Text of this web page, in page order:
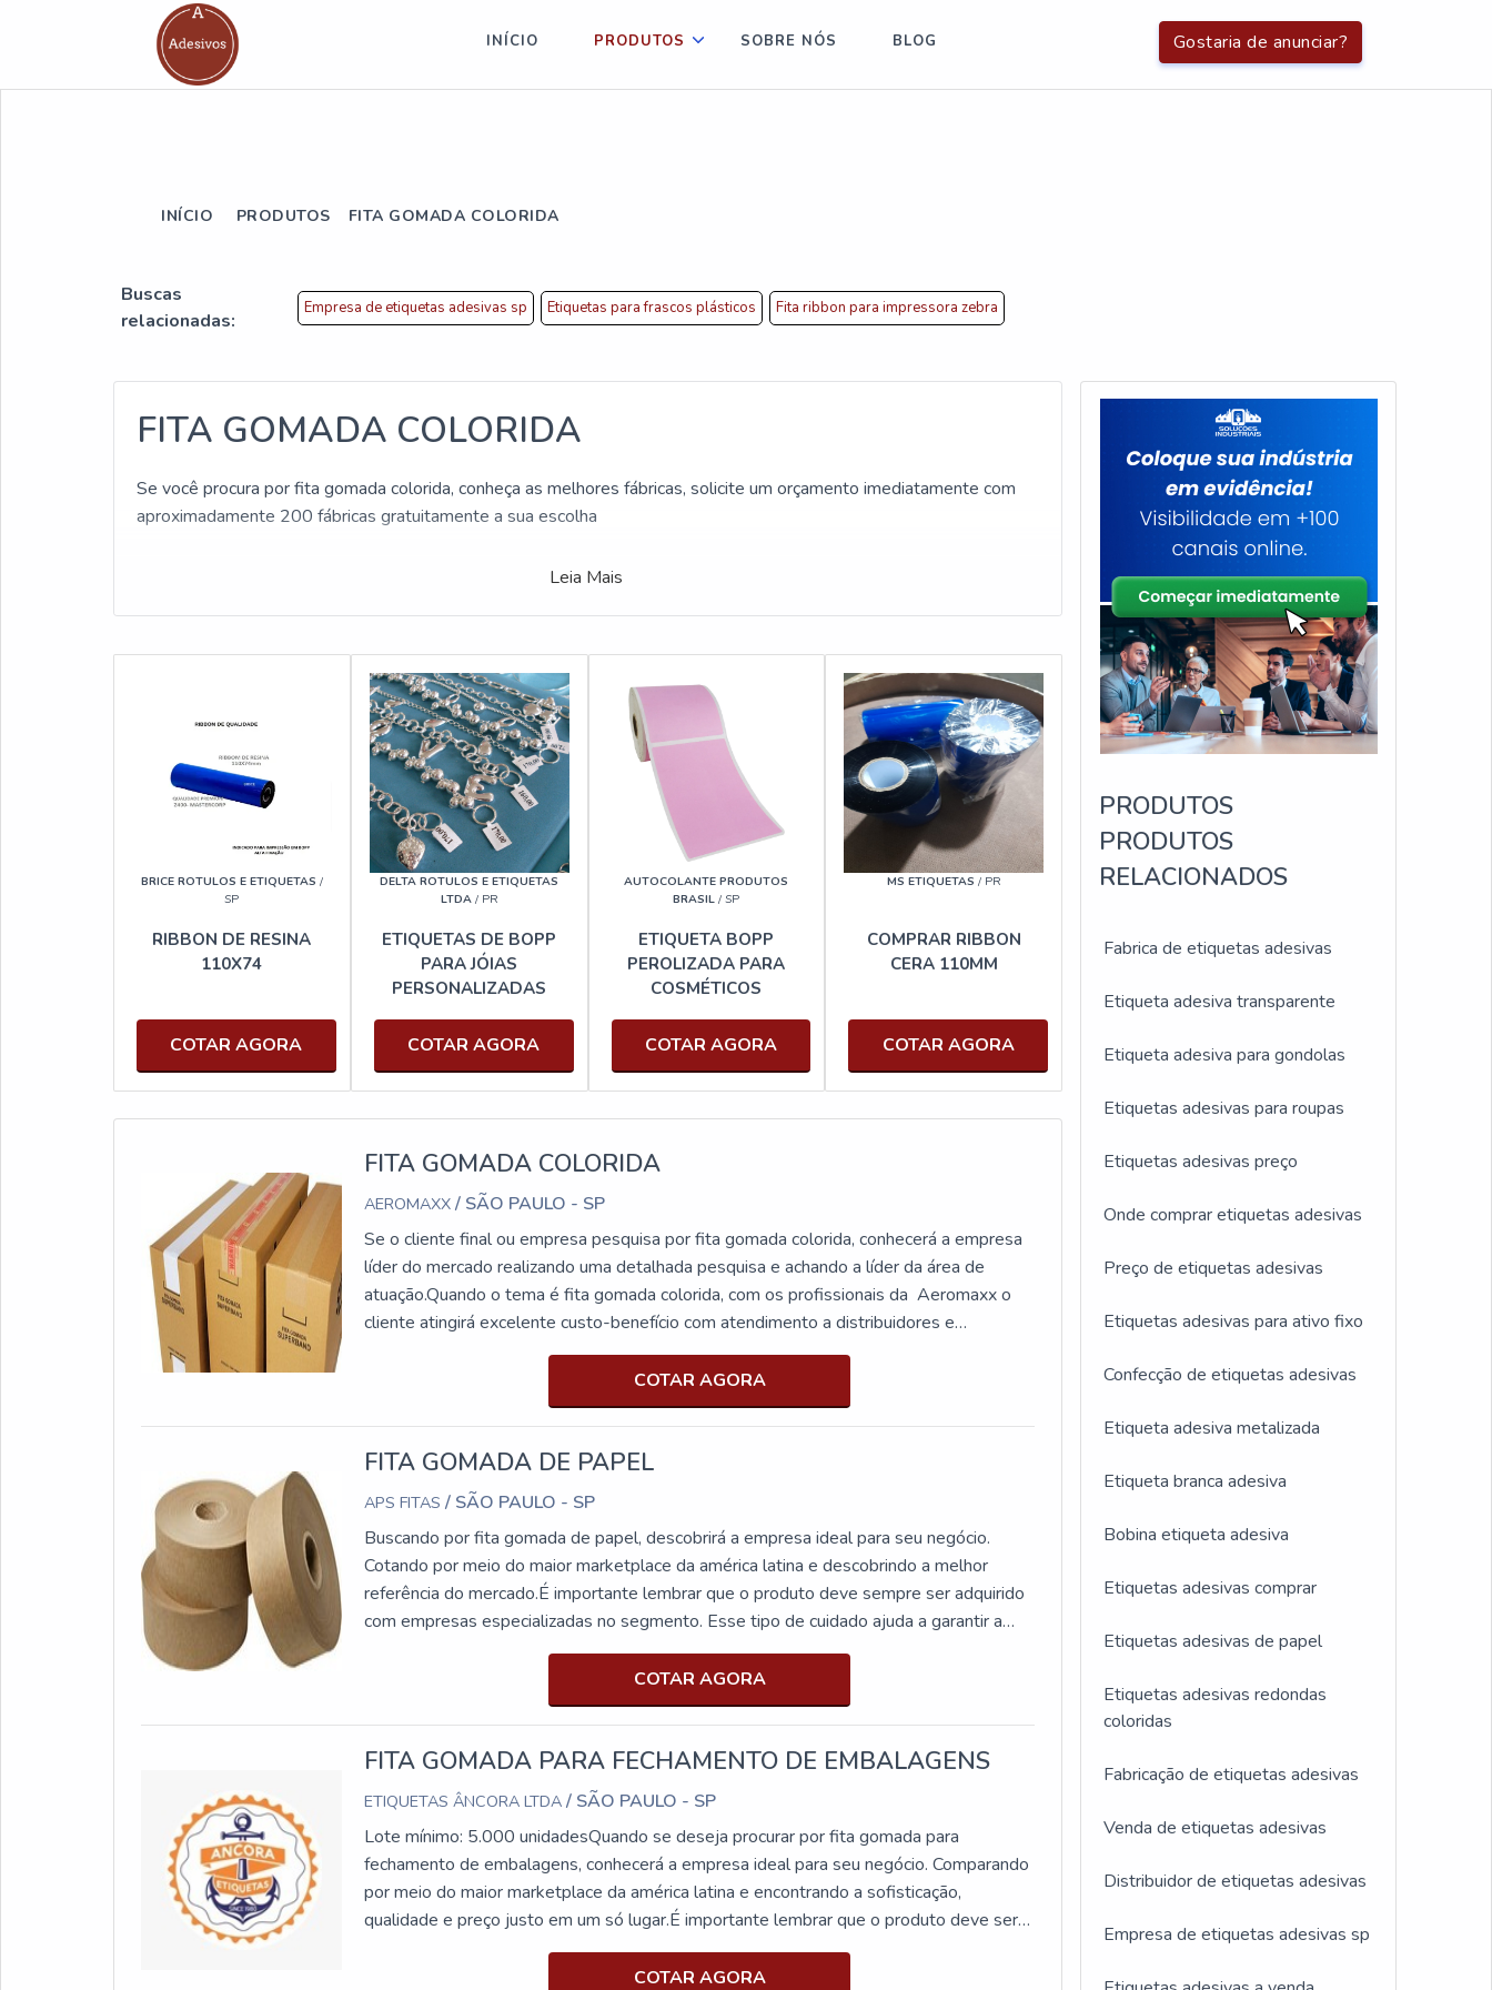
Gostaria de anunciar?
INÍCIO PRODUTOS SOBRE NÓS BLOG
INÍCIO PRODUTOS FITA GOMADA COLORIDA
Buscas
relacionadas:
Empresa de etiquetas adesivas sp Etiquetas para frascos plásticos Fita ribbon para impressora zebra
FITA GOMADA COLORIDA
Se você procura por fita gomada colorida, conheça as melhores fábricas, solicite um orçamento imediatamente com
aproximadamente 200 fábricas gratuitamente a sua escolha
Leia Mais
BRICE ROTULOS E ETIQUETAS /
SP
RIBBON DE RESINA
110X74
COTAR AGORA
DELTA ROTULOS E ETIQUETAS
LTDA/ PR
ETIQUETAS DE BOPP
PARA JÓIAS
PERSONALIZADAS
COTAR AGORA
AUTOCOLANTE PRODUTOS
BRASIL / SP
ETIQUETA BOPP
PEROLIZADA PARA
COSMÉTICOS
COTAR AGORA
MS ETIQUETAS / PR
COMPRAR RIBBON
CERA 110MM
COTAR AGORA
FITA GOMADA COLORIDA
AEROMAXX/ SÃO PAULO - SP
Se o cliente final ou empresa pesquisa por fita gomada colorida, conhecerá a empresa
líder do mercado realizando uma detalhada pesquisa e achando a líder da área de
atuação.Quando o tema é fita gomada colorida, com os profissionais da Aeromaxx o
cliente atingirá excelente custo-benefício com atendimento a distribuidores e
pequenos lojistas.MAIS DETALHES SOBRE A FITA GOMADA COLORIDAA
Aeromaxx canaliza sua energia em oferecer aos cliente...
COTAR AGORA
FITA GOMADA DE PAPEL
APS FITAS/ SÃO PAULO - SP
Buscando por fita gomada de papel, descobrirá a empresa ideal para seu negócio.
Cotando por meio do maior marketplace da américa latina e descobrindo a melhor
referência do mercado.É importante lembrar que o produto deve sempre ser adquirido
com empresas especializadas no segmento. Esse tipo de cuidado ajuda a garantir a
qualidade e durabilidade dos materiais, além de evitar prejuízos com substituições
frequentes de produtos ineficazes. Assim, é possível poupar gastos
desnecessários.ALGUNS DETALHES SOBRE FITA GOMADA DE PAPELQuem está
à procura de fita gomada de papel em uma empresa comprometida com os serviços,
encontra na APS Fitas. Disponibilizando para os clientes fita de papel gomado e filme
stretch, oferecendo o que há de melhor em tecnologia ao cliente.Sem perder o foco em
fita gomada de papel, mais do que visar apenas lucratividade, deve oferecer produtos
e serviços que tenham ótima qualidade e proteção, detalhes que passam
despercebidos e podem gerar prejuízo futuros para os clientes.Existem muitas formas
diferentes de demonstrar conhecimento e autoridade em sua área de atuação. Por que
a APS Fitas é destaque quando procurar por fita gomada de papel: Comprometida com
os serviços; Responsável; Altamente qualificada; Inovadora; Segura. DIFERENCIAIS
PERTINENTES DA ORGANIZAÇÃOSomente na APS Fitas tem o que há de melhor
COTAR AGORA
FITA GOMADA PARA FECHAMENTO DE EMBALAGENS
ETIQUETAS ÂNCORA LTDA/ SÃO PAULO - SP
Lote mínimo: 5.000 unidadesQuando se deseja procurar por fita gomada para
fechamento de embalagens, conhecerá a empresa ideal para seu negócio. Comparando
por meio do maior marketplace da américa latina e encontrando a sofisticação,
qualidade e preço justo em um só lugar.É importante lembrar que o produto deve ser
adquirido com empresas especializadas no segmento. Esse tipo de cuidado ajuda a
garantir a qualidade e durabilidade dos materiais, além de evitar prejuízos com
COTAR AGORA
PRODUTOS
PRODUTOS
RELACIONADOS
Fabrica de etiquetas adesivas
Etiqueta adesiva transparente
Etiqueta adesiva para gondolas
Etiquetas adesivas para roupas
Etiquetas adesivas preço
Onde comprar etiquetas adesivas
Preço de etiquetas adesivas
Etiquetas adesivas para ativo fixo
Confecção de etiquetas adesivas
Etiqueta adesiva metalizada
Etiqueta branca adesiva
Bobina etiqueta adesiva
Etiquetas adesivas comprar
Etiquetas adesivas de papel
Etiquetas adesivas redondas
coloridas
Fabricação de etiquetas adesivas
Venda de etiquetas adesivas
Distribuidor de etiquetas adesivas
Empresa de etiquetas adesivas sp